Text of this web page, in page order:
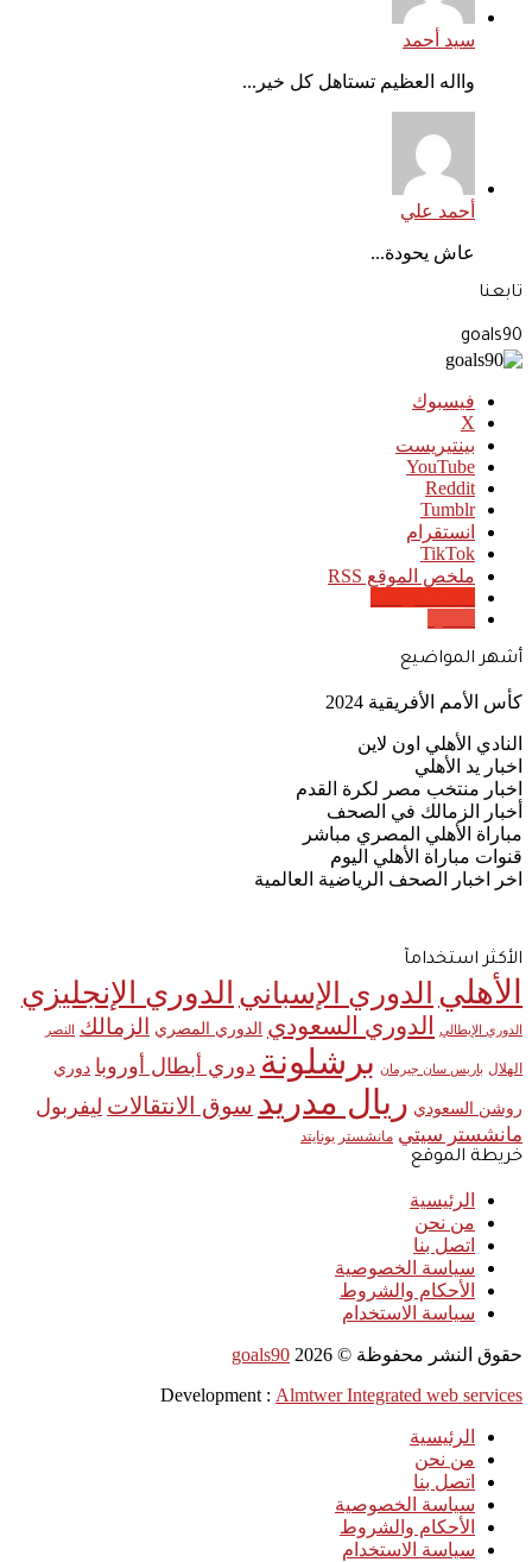
سيد أحمد
وااله العظيم تستاهل كل خير...
أحمد علي
عاش يحودة...
تابعنا
goals90
فيسبوك
‫X
بينتيريست
‫YouTube
انستقرام
‫TikTok
ملخص الموقع RSS
أشهر المواضيع
كأس الأمم الأفريقية 2024
النادي الأهلي اون لاين
اخبار يد الأهلي
اخبار منتخب مصر لكرة القدم
أخبار الزمالك في الصحف
مباراة الأهلي المصري مباشر
قنوات مباراة الأهلي اليوم
اخر اخبار الصحف الرياضية العالمية
الأكثر استخدامآ
الأهلي الدوري الإسباني الدوري الإنجليزي
الدوري الإيطالي الدوري السعودي الدوري المصري الزمالك النصر
الهلال باريس سان جيرمان برشلونة دوري أبطال أوروبا دوري
روشن السعودي ريال مدريد سوق الانتقالات ليفربول
مانشستر سيتي مانشستر يونايتد
خريطة الموقع
الرئيسية
من نحن
اتصل بنا
سياسة الخصوصية
الأحكام والشروط
سياسة الاستخدام
حقوق النشر محفوظة © goals90 2026
Development : Almtwer Integrated web services
الرئيسية
من نحن
اتصل بنا
سياسة الخصوصية
الأحكام والشروط
سياسة الاستخدام